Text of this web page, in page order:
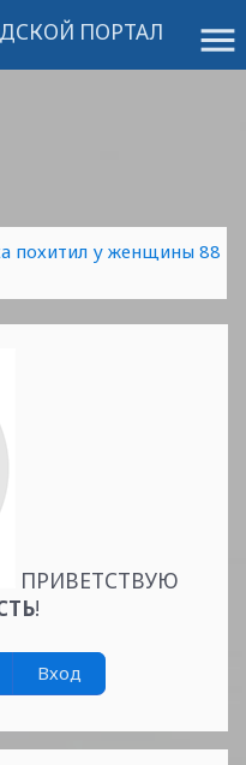
menu
ПОРТАЛ
похитил у женщины 88
ПРИВЕТСТВУЮ
!
Вход